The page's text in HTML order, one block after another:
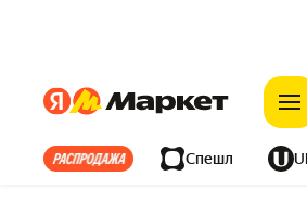
ЯндексЯндекс
Все хиты Спешл